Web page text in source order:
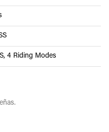
4 Riding Modes